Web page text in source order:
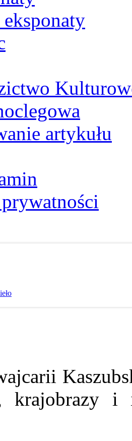
artykułu
krajobrazy